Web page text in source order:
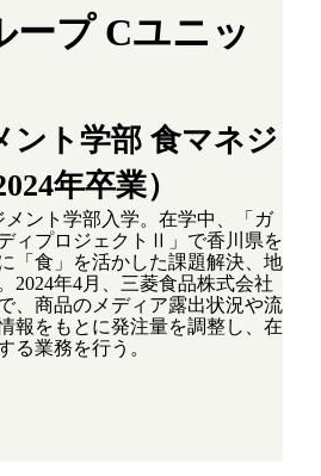
ープ Cユニッ
ント学部 食マネジ
年卒業）
メント学部入学。在学中、「ガ
ィプロジェクトⅡ」で香川県を
「食」を活かした課題解決、地
2024年4月、三菱食品株式会社
、商品のメディア露出状況や流
報をもとに発注量を調整し、在
る業務を行う。